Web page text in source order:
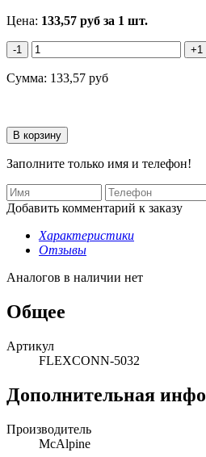
Цена: 133,57 руб за 1 шт.
-1 +1
Сумма: 133,57 руб
Заполните только имя и телефон!
Добавить комментарий к заказу
Характеристики
Отзывы
Аналогов в наличии нет
Общее
Артикул
FLEXCONN-5032
Дополнительная
Производитель
McAlpine